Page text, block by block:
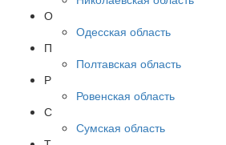
О
Одесская область
П
Полтавская область
Р
Ровенская область
С
Сумская область